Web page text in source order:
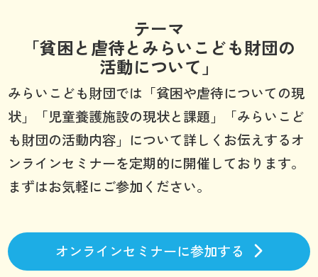
テーマ
「貧困と虐待とみらいこども財団の
活動について」
みらいこども財団では「貧困や虐待についての現
状」「児童養護施設の現状と課題」「みらいこど
も財団の活動内容」について詳しくお伝えするオ
ンラインセミナーを定期的に開催しております。
まずはお気軽にご参加ください。
オンラインセミナーに参加する